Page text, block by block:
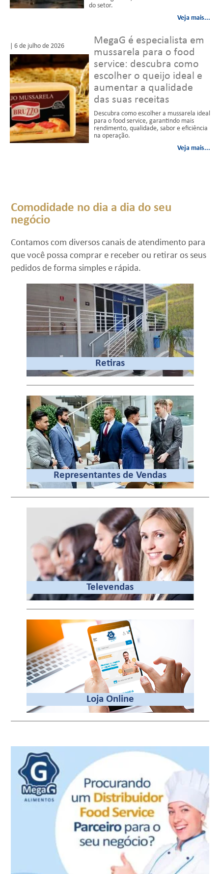
do setor.
Veja mais...
| 6 de julho de 2026
MegaG é especialista em
mussarela para o food
service: descubra como
escolher o queijo ideal e
aumentar a qualidade
das suas receitas
Descubra como escolher a mussarela ideal
para o food service, garantindo mais
rendimento, qualidade, sabor e eficiência
na operação.
Veja mais...
Comodidade no dia a dia do seu
negócio
Contamos com diversos canais de atendimento para
que você possa comprar e receber ou retirar os seus
pedidos de forma simples e rápida.